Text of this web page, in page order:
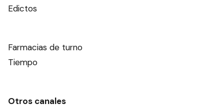
Edictos
Farmacias de turno
Tiempo
Otros canales